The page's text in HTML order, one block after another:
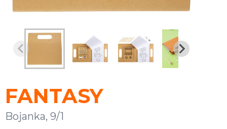
FANTASY
Bojanka, 9/1